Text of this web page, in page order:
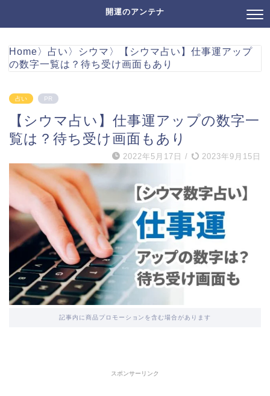
開運のアンテナ
Home〉 占い 〉 シウマ 〉
【シウマ占い】仕事運アップ
の数字一覧は？待ち受け画面もあり
占い PR
【シウマ占い】仕事運アップの数字一
覧は？待ち受け画面もあり
2022年5月17日 / 2023年9月15日
記事内に商品プロモーションを含む場合があります
スポンサーリンク